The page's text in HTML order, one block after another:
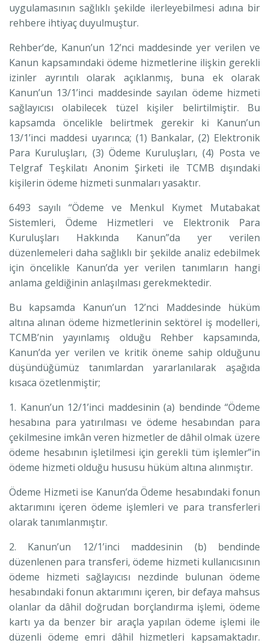
uygulamasının sağlıklı şekilde ilerleyebilmesi adına bir
rehbere ihtiyaç duyulmuştur.
Rehber’de, Kanun’un 12’nci maddesinde yer verilen ve
Kanun kapsamındaki ödeme hizmetlerine ilişkin gerekli
izinler ayrıntılı olarak açıklanmış, buna ek olarak
Kanun’un 13/1’inci maddesinde sayılan ödeme hizmeti
sağlayıcısı olabilecek tüzel kişiler belirtilmiştir. Bu
kapsamda öncelikle belirtmek gerekir ki Kanun’un
13/1’inci maddesi uyarınca; (1) Bankalar, (2) Elektronik
Para Kuruluşları, (3) Ödeme Kuruluşları, (4) Posta ve
Telgraf Teşkilatı Anonim Şirketi ile TCMB dışındaki
kişilerin ödeme hizmeti sunmaları yasaktır.
6493 sayılı “Ödeme ve Menkul Kıymet Mutabakat
Sistemleri, Ödeme Hizmetleri ve Elektronik Para
Kuruluşları Hakkında Kanun”da yer verilen
düzenlemeleri daha sağlıklı bir şekilde analiz edebilmek
için öncelikle Kanun’da yer verilen tanımların hangi
anlama geldiğinin anlaşılması gerekmektedir.
Bu kapsamda Kanun’un 12’nci Maddesinde hüküm
altına alınan ödeme hizmetlerinin sektörel iş modelleri,
TCMB’nin yayınlamış olduğu Rehber kapsamında,
Kanun’da yer verilen ve kritik öneme sahip olduğunu
düşündüğümüz tanımlardan yararlanılarak aşağıda
kısaca özetlenmiştir;
1. Kanun’un 12/1’inci maddesinin (a) bendinde “Ödeme
hesabına para yatırılması ve ödeme hesabından para
çekilmesine imkân veren hizmetler de dâhil olmak üzere
ödeme hesabının işletilmesi için gerekli tüm işlemler”in
ödeme hizmeti olduğu hususu hüküm altına alınmıştır.
Ödeme Hizmeti ise Kanun’da Ödeme hesabındaki fonun
aktarımını içeren ödeme işlemleri ve para transferleri
olarak tanımlanmıştır.
2. Kanun’un 12/1’inci maddesinin (b) bendinde
düzenlenen para transferi, ödeme hizmeti kullanıcısının
ödeme hizmeti sağlayıcısı nezdinde bulunan ödeme
hesabındaki fonun aktarımını içeren, bir defaya mahsus
olanlar da dâhil doğrudan borçlandırma işlemi, ödeme
kartı ya da benzer bir araçla yapılan ödeme işlemi ile
düzenli ödeme emri dâhil hizmetleri kapsamaktadır.